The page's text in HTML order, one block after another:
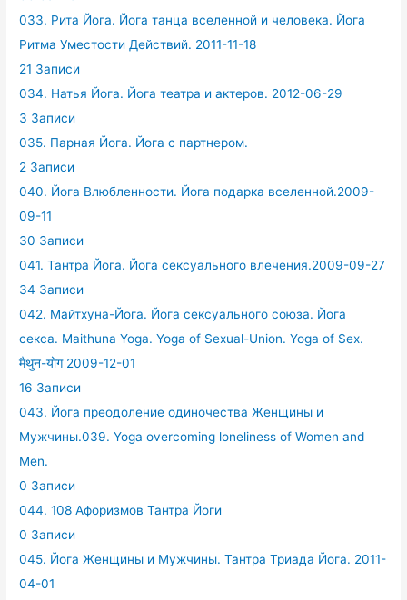
033. Рита Йога. Йога танца вселенной и человека. Йога
Ритма Уместости Действий. 2011-11-18
21 Записи
034. Натья Йога. Йога театра и актеров. 2012-06-29
3 Записи
035. Парная Йога. Йога с партнером.
2 Записи
040. Йога Влюбленности. Йога подарка вселенной.2009-
09-11
30 Записи
041. Тантра Йога. Йога сексуального влечения.2009-09-27
34 Записи
042. Майтхуна-Йога. Йога сексуального союза. Йога
секса. Maithuna Yoga. Yoga of Sexual-Union. Yoga of Sex.
मैथुन-योग 2009-12-01
16 Записи
043. Йога преодоление одиночества Женщины и
Мужчины.039. Yoga overcoming loneliness of Women and
Men.
0 Записи
044. 108 Афоризмов Тантра Йоги
0 Записи
045. Йога Женщины и Мужчины. Тантра Триада Йога. 2011-
04-01